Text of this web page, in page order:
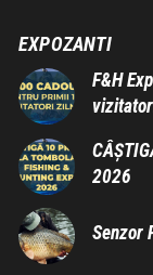
EXPOZANTI
F&H
2026
Senzor